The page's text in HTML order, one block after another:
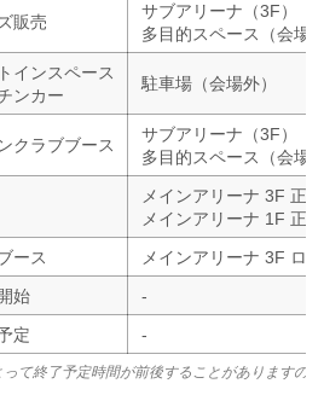
販売
サブアリーナ（3F）
多目的スペース（会場
インスペース
ンカー
駐車場（会場外）
クラブブース
サブアリーナ（3F）
多目的スペース（会場
メインアリーナ 3F 正
メインアリーナ 1F 正
ース
メインアリーナ 3F ロ
始
-
定 -
て終了予定時間が前後することがありますの